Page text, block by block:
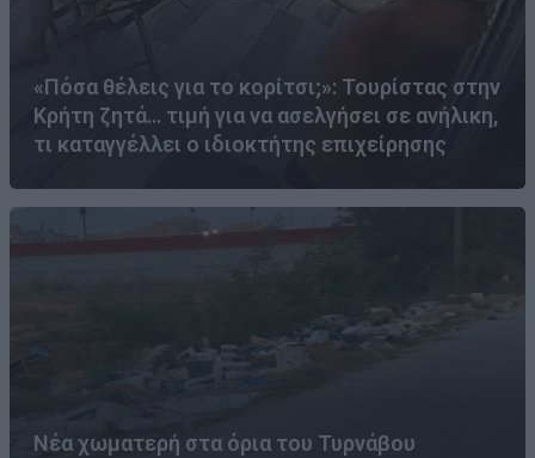
«Πόσα θέλεις για το κορίτσι;»: Τουρίστας στην
Κρήτη ζητά… τιμή για να ασελγήσει σε ανήλικη,
τι καταγγέλλει ο ιδιοκτήτης επιχείρησης
Νέα χωματερή στα όρια του Τυρνάβου